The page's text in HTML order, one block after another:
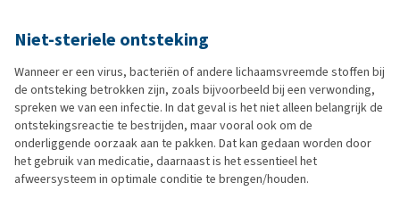
Niet-steriele ontsteking
Wanneer er een virus, bacteriën of andere lichaamsvreemde stoffen bij
de ontsteking betrokken zijn, zoals bijvoorbeeld bij een verwonding,
spreken we van een infectie. In dat geval is het niet alleen belangrijk de
ontstekingsreactie te bestrijden, maar vooral ook om de
onderliggende oorzaak aan te pakken. Dat kan gedaan worden door
het gebruik van medicatie, daarnaast is het essentieel het
afweersysteem in optimale conditie te brengen/houden.